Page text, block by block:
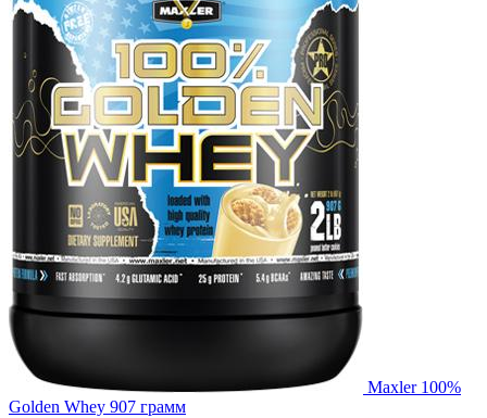
Maxler 100%
Golden Whey 907 грамм